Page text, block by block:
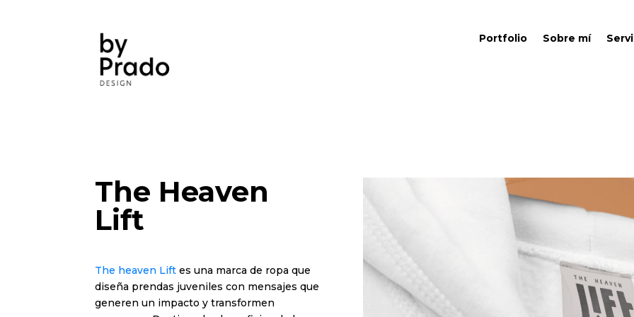
Portfolio Sobre mí
The Heaven
Lift
The heaven Lift es una marca de ropa que
diseña prendas juveniles con mensajes que
generen un impacto y transformen